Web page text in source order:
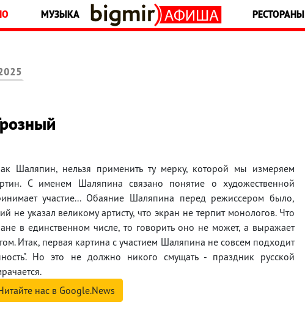
МУЗЫКА РЕСТОРАНЫ
Шаляпин, нельзя применить ту мерку, которой мы измеряем
С именем Шаляпина связано понятие о художественной
участие... Обаяние Шаляпина перед режиссером было,
не указал великому артисту, что экран не терпит монологов. Что
в единственном числе, то говорить оно не может, а выражает
Итак, первая картина с участием Шаляпина не совсем подходит
Но это не должно никого смущать - праздник русской
нас в Google.News